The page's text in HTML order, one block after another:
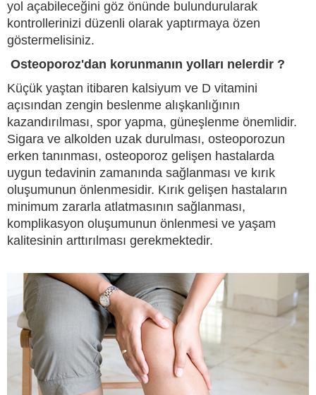
yol açabileceğini göz önünde bulundurularak
kontrollerinizi düzenli olarak yaptırmaya özen
göstermelisiniz.
Osteoporoz'dan korunmanın yolları nelerdir ?
Küçük yaştan itibaren kalsiyum ve D vitamini
açısından zengin beslenme alışkanlığının
kazandırılması, spor yapma, güneşlenme önemlidir.
Sigara ve alkolden uzak durulması, osteoporozun
erken tanınması, osteoporoz gelişen hastalarda
uygun tedavinin zamanında sağlanması ve kırık
oluşumunun önlenmesidir. Kırık gelişen hastaların
minimum zararla atlatmasının sağlanması,
komplikasyon oluşumunun önlenmesi ve yaşam
kalitesinin arttırılması gerekmektedir.